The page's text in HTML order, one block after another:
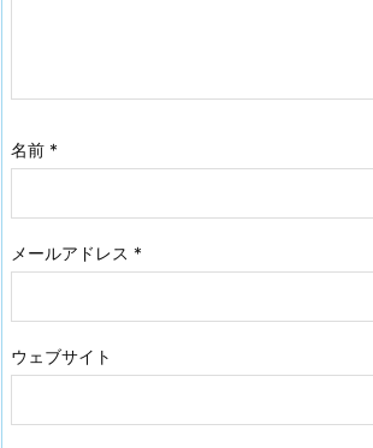
名前 *
メールアドレス *
ウェブサイト